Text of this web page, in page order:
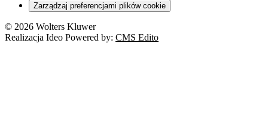
Zarządzaj preferencjami plików cookie
© 2026 Wolters Kluwer
Realizacja Ideo Powered by: CMS Edito